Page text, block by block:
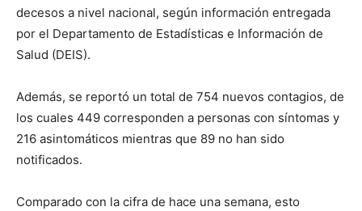
decesos a nivel nacional, según información entregada
por el Departamento de Estadísticas e Información de
Salud (DEIS).
Además, se reportó un total de 754 nuevos contagios, de
los cuales 449 corresponden a personas con síntomas y
216 asintomáticos mientras que 89 no han sido
notificados.
Comparado con la cifra de hace una semana, esto